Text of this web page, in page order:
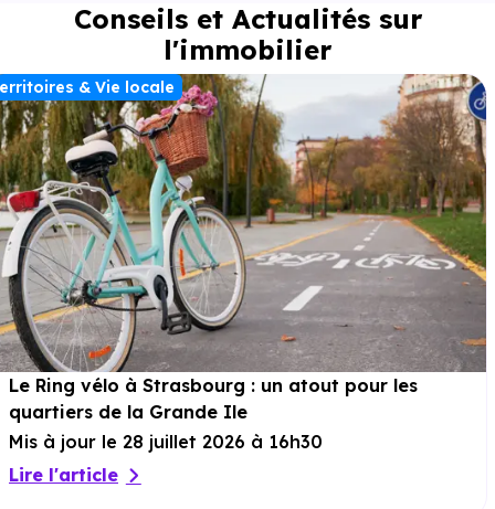
Conseils et Actualités sur
l'immobilier
& Vie locale
Le Ring vélo à Strasbourg : un atout pour les
quartiers de la Grande Ile
Mis à jour le 28 juillet 2026 à 16h30
Lire l'article